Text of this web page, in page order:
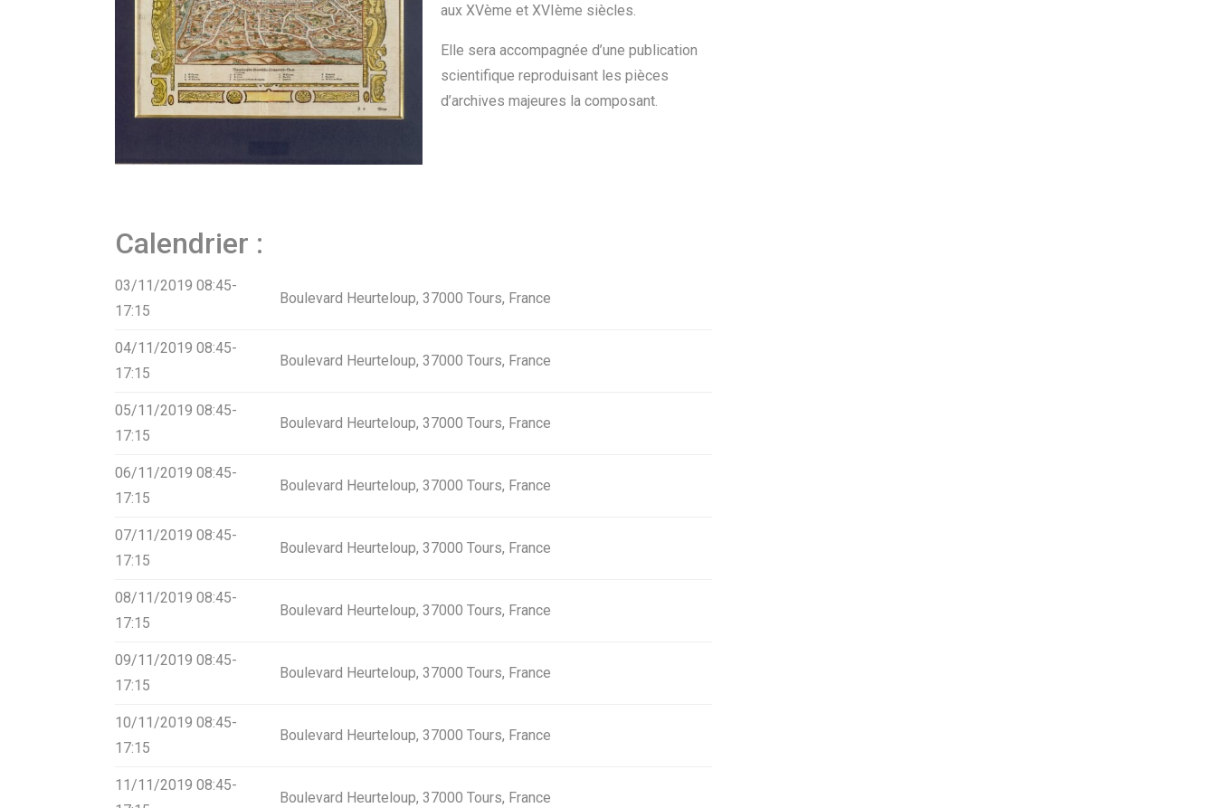
aux XVème et XVIème siècles.
Elle sera accompagnée d’une publication
scientifique reproduisant les pièces
d’archives majeures la composant.
Calendrier :
03/11/2019 08:45-
17:15
Boulevard Heurteloup, 37000 Tours, France
04/11/2019 08:45-
17:15
Boulevard Heurteloup, 37000 Tours, France
05/11/2019 08:45-
17:15
Boulevard Heurteloup, 37000 Tours, France
06/11/2019 08:45-
17:15
Boulevard Heurteloup, 37000 Tours, France
07/11/2019 08:45-
17:15
Boulevard Heurteloup, 37000 Tours, France
08/11/2019 08:45-
17:15
Boulevard Heurteloup, 37000 Tours, France
09/11/2019 08:45-
17:15
Boulevard Heurteloup, 37000 Tours, France
10/11/2019 08:45-
17:15
Boulevard Heurteloup, 37000 Tours, France
11/11/2019 08:45-
Boulevard Heurteloup, 37000 Tours, France